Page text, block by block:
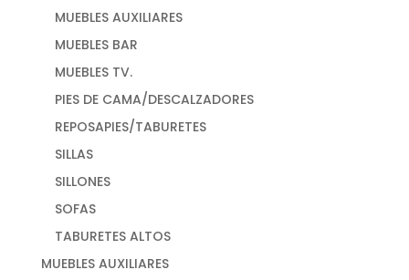
MUEBLES AUXILIARES
MUEBLES BAR
MUEBLES TV.
PIES DE CAMA/DESCALZADORES
REPOSAPIES/TABURETES
SILLAS
SILLONES
SOFAS
TABURETES ALTOS
MUEBLES AUXILIARES